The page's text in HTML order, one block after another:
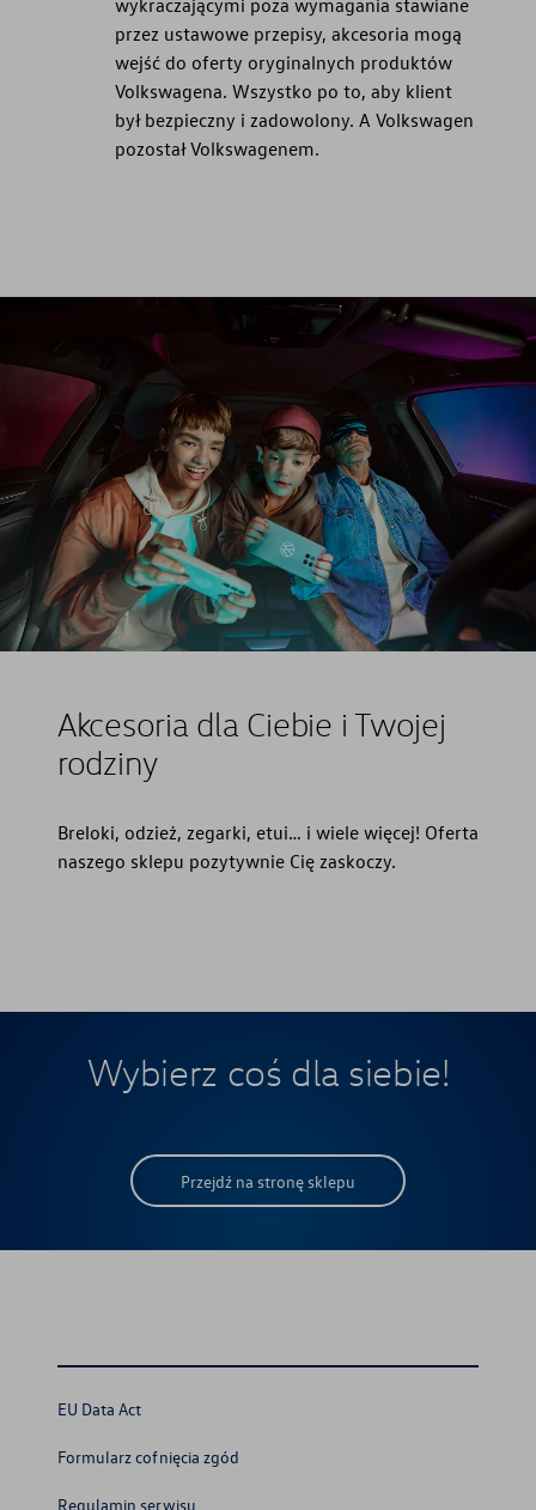
wykraczającymi poza wymagania stawiane
przez ustawowe przepisy, akcesoria mogą
wejść do oferty oryginalnych produktów
Volkswagena. Wszystko po to, aby klient
był bezpieczny i zadowolony. A Volkswagen
pozostał Volkswagenem.
Akcesoria dla Ciebie i Twojej
rodziny
Breloki, odzież, zegarki, etui… i wiele więcej! Oferta
naszego sklepu pozytywnie Cię zaskoczy.
Wybierz coś dla siebie!
Przejdź na stronę sklepu
EU Data Act
Formularz cofnięcia zgód
Regulamin serwisu